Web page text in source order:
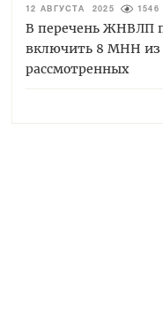
12 АВГУСТА 2025 1546
В перечень ЖНВЛП
включить 8 МНН из
рассмотренных